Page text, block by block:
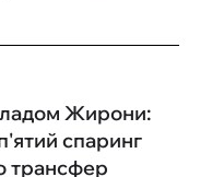
Жирони:
спаринг
трансфер